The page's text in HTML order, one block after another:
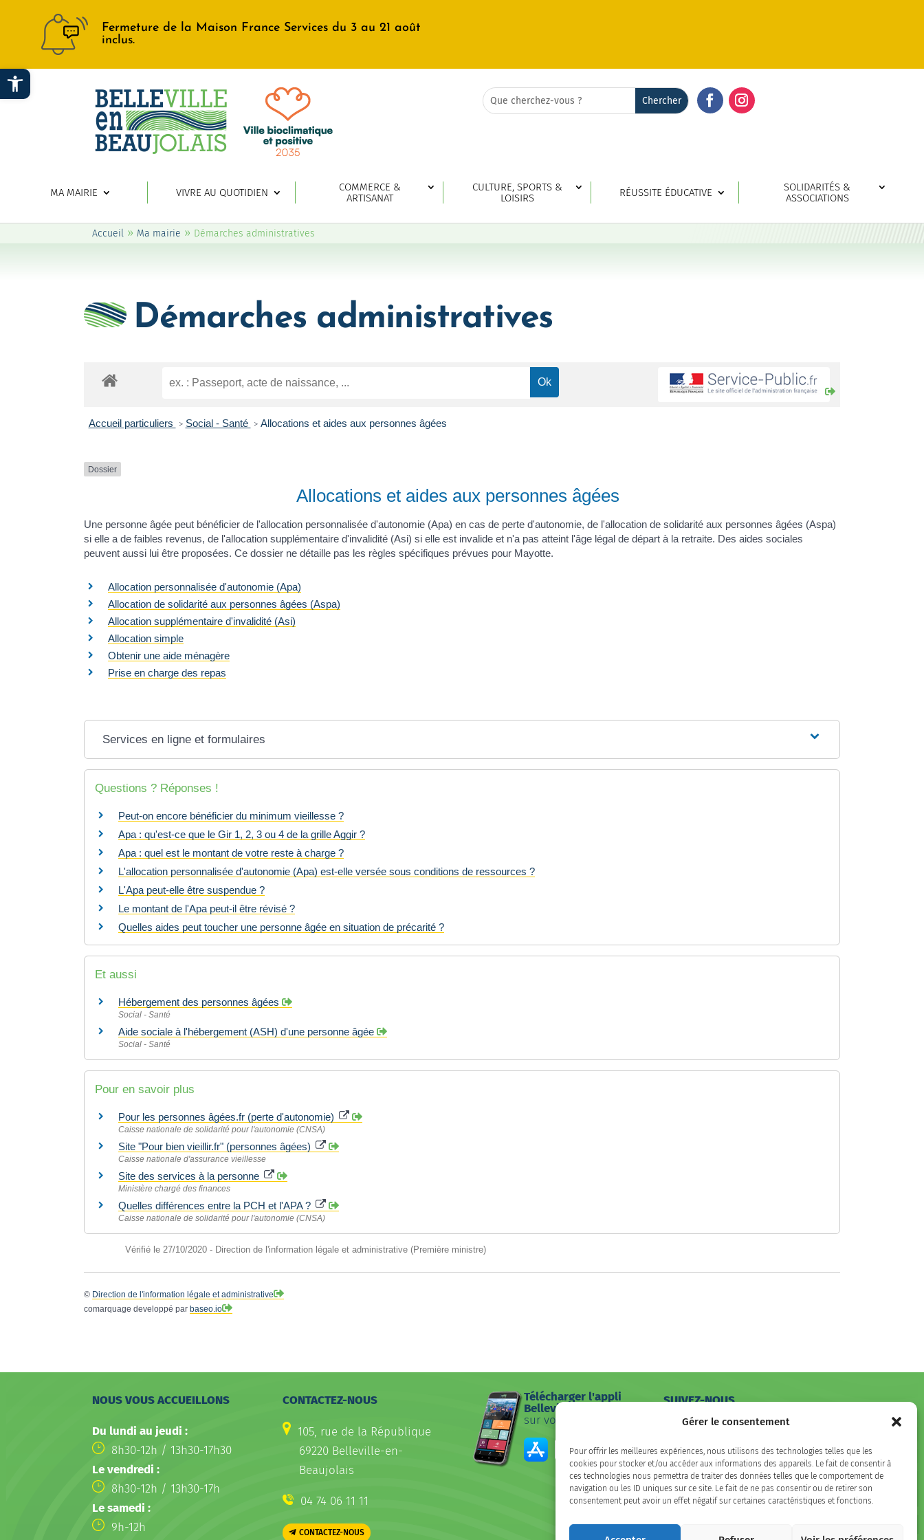
Ouvrir la barre d’outils
Gérer le consentement
Pour offrir les meilleures expériences, nous utilisons des technologies telles que les
cookies pour stocker et/ou accéder aux informations des appareils. Le fait de consentir à
ces technologies nous permettra de traiter des données telles que le comportement de
navigation ou les ID uniques sur ce site. Le fait de ne pas consentir ou de retirer son
consentement peut avoir un effet négatif sur certaines caractéristiques et fonctions.
Fermeture de la Maison France Services du 3 au 21 août
inclus.
Rechercher:
Search
for...
MA MAIRIE VIVRE AU QUOTIDIEN
COMMERCE &
ARTISANAT
CULTURE, SPORTS &
LOISIRS
RÉUSSITE ÉDUCATIVE
SOLIDARITÉS &
ASSOCIATIONS
Accueil » Ma mairie » Démarches administratives
Démarches administratives
Accueil particuliers > Social - Santé > Allocations et aides aux personnes âgées
Dossier
Allocations et aides aux personnes âgées
Vérifié le 27/10/2020 - Direction de l'information légale et administrative (Première ministre)
Une personne âgée peut bénéficier de l'allocation personnalisée d'autonomie (Apa) en cas de perte d'autonomie, de l'allocation de solidarité aux personnes âgées (Aspa)
si elle a de faibles revenus, de l'allocation supplémentaire d'invalidité (Asi) si elle est invalide et n'a pas atteint l'âge légal de départ à la retraite. Des aides sociales
peuvent aussi lui être proposées. Ce dossier ne détaille pas les règles spécifiques prévues pour Mayotte.
Allocation personnalisée d'autonomie (Apa)
Allocation de solidarité aux personnes âgées (Aspa)
Allocation supplémentaire d'invalidité (Asi)
Allocation simple
Obtenir une aide ménagère
Prise en charge des repas
Services en ligne et formulaires
Questions ? Réponses !
Peut-on encore bénéficier du minimum vieillesse ?
Apa : qu'est-ce que le Gir 1, 2, 3 ou 4 de la grille Aggir ?
Apa : quel est le montant de votre reste à charge ?
L'allocation personnalisée d'autonomie (Apa) est-elle versée sous conditions de ressources ?
L'Apa peut-elle être suspendue ?
Le montant de l'Apa peut-il être révisé ?
Quelles aides peut toucher une personne âgée en situation de précarité ?
Et aussi
Hébergement des personnes âgées
Social - Santé
Aide sociale à l'hébergement (ASH) d'une personne âgée
Social - Santé
Pour en savoir plus
Pour les personnes âgées.fr (perte d'autonomie)
Caisse nationale de solidarité pour l'autonomie (CNSA)
Site "Pour bien vieillir.fr" (personnes âgées)
Caisse nationale d'assurance vieillesse
Site des services à la personne
Ministère chargé des finances
Quelles différences entre la PCH et l'APA ?
Caisse nationale de solidarité pour l'autonomie (CNSA)
© Direction de l'information légale et administrative
comarquage developpé par baseo.io
NOUS VOUS ACCUEILLONS
Du lundi au jeudi :
8h30-12h / 13h30-17h30
Le vendredi :
8h30-12h / 13h30-17h
Le samedi :
9h-12h
CONTACTEZ-NOUS
105, rue de la République
69220 Belleville-en-
Beaujolais
04 74 06 11 11
CONTACTEZ-NOUS
Télécharger l'appli
Belleville
sur votre smartphone
SUIVEZ-NOUS